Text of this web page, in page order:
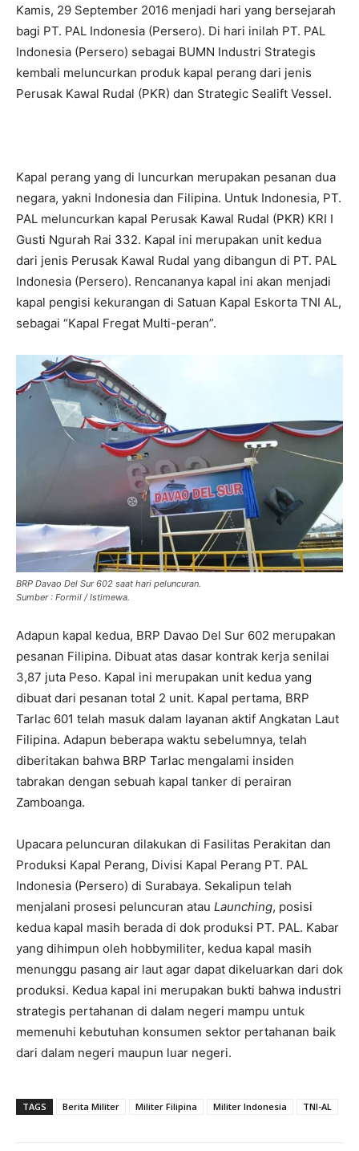
Kamis, 29 September 2016 menjadi hari yang bersejarah
bagi PT. PAL Indonesia (Persero). Di hari inilah PT. PAL
Indonesia (Persero) sebagai BUMN Industri Strategis
kembali meluncurkan produk kapal perang dari jenis
Perusak Kawal Rudal (PKR) dan Strategic Sealift Vessel.
Kapal perang yang di luncurkan merupakan pesanan dua
negara, yakni Indonesia dan Filipina. Untuk Indonesia, PT.
PAL meluncurkan kapal Perusak Kawal Rudal (PKR) KRI I
Gusti Ngurah Rai 332. Kapal ini merupakan unit kedua
dari jenis Perusak Kawal Rudal yang dibangun di PT. PAL
Indonesia (Persero). Rencananya kapal ini akan menjadi
kapal pengisi kekurangan di Satuan Kapal Eskorta TNI AL,
sebagai “Kapal Fregat Multi-peran”.
BRP Davao Del Sur 602 saat hari peluncuran.
Sumber : Formil / Istimewa.
Adapun kapal kedua, BRP Davao Del Sur 602 merupakan
pesanan Filipina. Dibuat atas dasar kontrak kerja senilai
3,87 juta Peso. Kapal ini merupakan unit kedua yang
dibuat dari pesanan total 2 unit. Kapal pertama, BRP
Tarlac 601 telah masuk dalam layanan aktif Angkatan Laut
Filipina. Adapun beberapa waktu sebelumnya, telah
diberitakan bahwa BRP Tarlac mengalami insiden
tabrakan dengan sebuah kapal tanker di perairan
Zamboanga.
Upacara peluncuran dilakukan di Fasilitas Perakitan dan
Produksi Kapal Perang, Divisi Kapal Perang PT. PAL
Indonesia (Persero) di Surabaya. Sekalipun telah
menjalani prosesi peluncuran atau Launching, posisi
kedua kapal masih berada di dok produksi PT. PAL. Kabar
yang dihimpun oleh hobbymiliter, kedua kapal masih
menunggu pasang air laut agar dapat dikeluarkan dari dok
produksi. Kedua kapal ini merupakan bukti bahwa industri
strategis pertahanan di dalam negeri mampu untuk
memenuhi kebutuhan konsumen sektor pertahanan baik
dari dalam negeri maupun luar negeri.
TAGS Berita Militer Militer Filipina Militer Indonesia TNI-AL